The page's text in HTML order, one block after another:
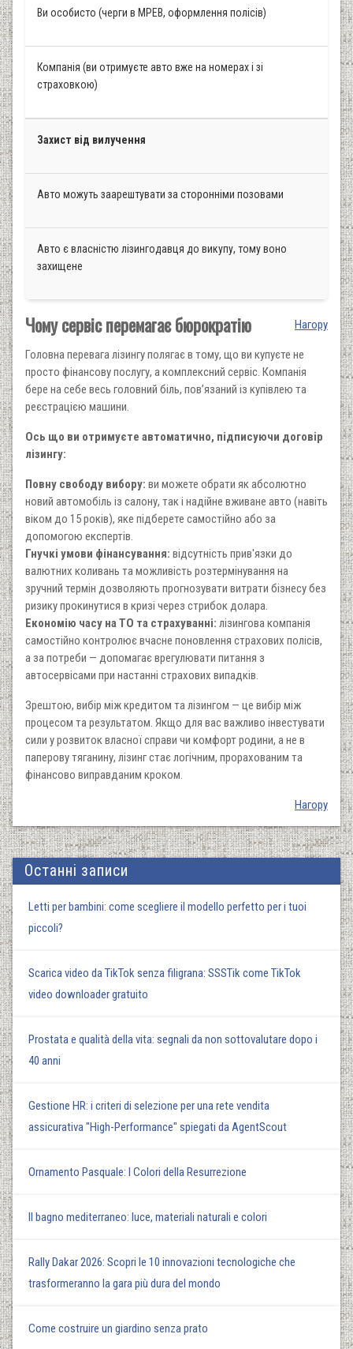
Ви особисто (черги в МРЕВ, оформлення полісів)
Компанія (ви отримуєте авто вже на номерах і зі
страховкою)
Захист від вилучення
Авто можуть заарештувати за сторонніми позовами
Авто є власністю лізингодавця до викупу, тому воно
захищене
Нагору
Чому сервіс перемагає бюрократію
Головна перевага лізингу полягає в тому, що ви купуєте не
просто фінансову послугу, а комплексний сервіс. Компанія
бере на себе весь головний біль, пов’язаний із купівлею та
реєстрацією машини.
Ось що ви отримуєте автоматично, підписуючи договір
лізингу:
Повну свободу вибору: ви можете обрати як абсолютно
новий автомобіль із салону, так і надійне вживане авто (навіть
віком до 15 років), яке підберете самостійно або за
допомогою експертів.
Гнучкі умови фінансування: відсутність прив'язки до
валютних коливань та можливість розтермінування на
зручний термін дозволяють прогнозувати витрати бізнесу без
ризику прокинутися в кризі через стрибок долара.
Економію часу на ТО та страхуванні: лізингова компанія
самостійно контролює вчасне поновлення страхових полісів,
а за потреби — допомагає врегулювати питання з
автосервісами при настанні страхових випадків.
Зрештою, вибір між кредитом та лізингом — це вибір між
процесом та результатом. Якщо для вас важливо інвестувати
сили у розвиток власної справи чи комфорт родини, а не в
паперову тяганину, лізинг стає логічним, прорахованим та
фінансово виправданим кроком.
Нагору
Останні записи
Letti per bambini: come scegliere il modello perfetto per i tuoi
piccoli?
Scarica video da TikTok senza filigrana: SSSTik come TikTok
video downloader gratuito
Prostata e qualità della vita: segnali da non sottovalutare dopo i
40 anni
Gestione HR: i criteri di selezione per una rete vendita
assicurativa "High-Performance" spiegati da AgentScout
Ornamento Pasquale: I Colori della Resurrezione
Il bagno mediterraneo: luce, materiali naturali e colori
Rally Dakar 2026: Scopri le 10 innovazioni tecnologiche che
trasformeranno la gara più dura del mondo
Come costruire un giardino senza prato